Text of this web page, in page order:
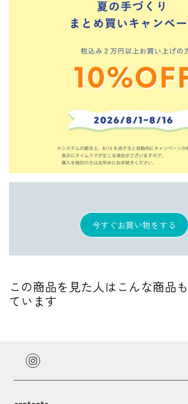
今すぐお買い物をする
この商品を見た人はこんな商品
ています